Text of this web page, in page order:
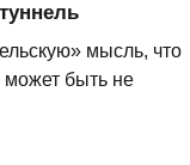
мысль, что
может быть не